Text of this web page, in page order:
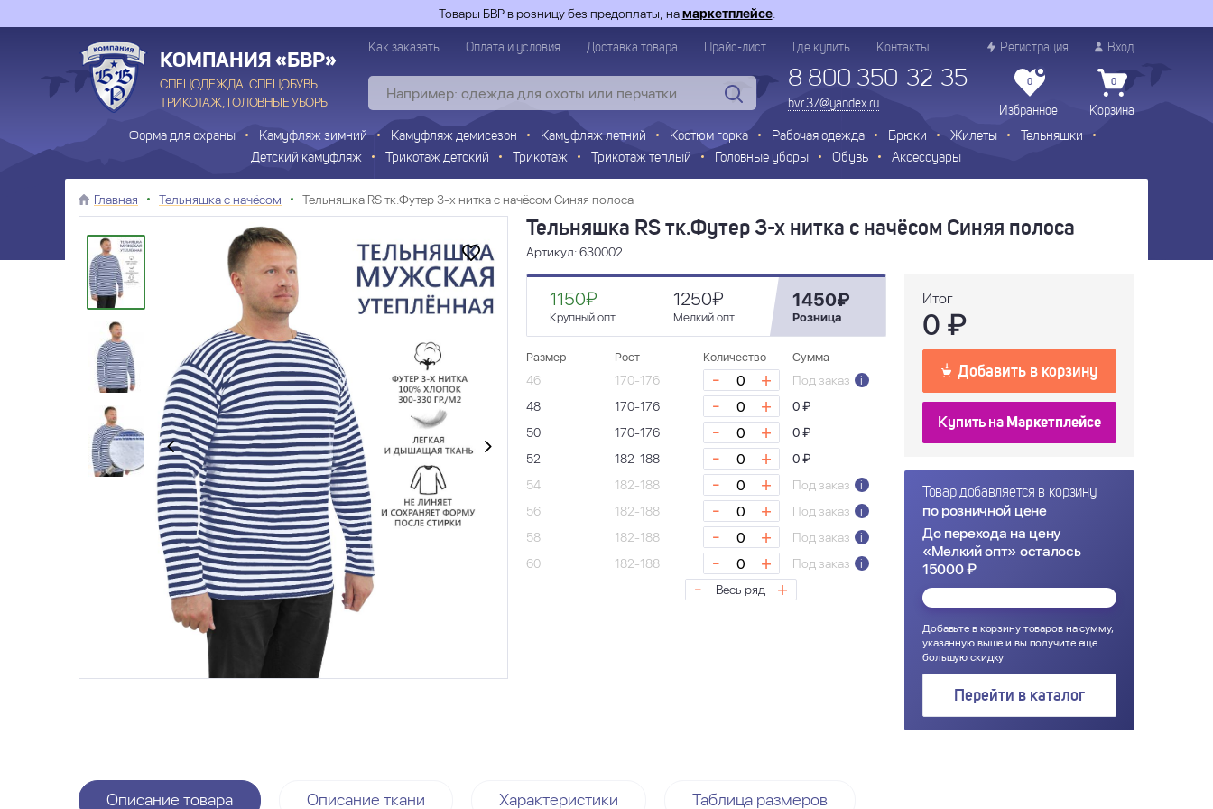
Товары БВР в розницу без предоплаты, намаркетплейсе.
КОМПАНИЯ «БВР»
СПЕЦОДЕЖДА, СПЕЦОБУВЬ
ТРИКОТАЖ, ГОЛОВНЫЕ УБОРЫ
Как заказать Оплата и условия Доставка товара Прайс-лист Где купить Контакты Регистрация Вход
8 800 350-32-35
bvr.37@yandex.ru
0
Избранное
0
Корзина
Форма для охраны Камуфляж зимний Камуфляж демисезон Камуфляж летний Костюм горка Рабочая одежда Брюки Жилеты
Тельняшки
Детский камуфляж
Трикотаж детский Трикотаж Трикотаж теплый Головные уборы Обувь Аксессуары
Главная Тельняшка с начёсом Тельняшка RS тк.Футер 3-х нитка с начёсом Синяя полоса
Тельняшка RS тк.Футер 3-х нитка с начёсом Синяя полоса
Артикул: 630002
1150₽
Крупный опт
1250₽
Мелкий опт
1450₽
Розница
Размер Рост Количество Сумма
46 170-176 - + Под заказ
i
48
170-176 - +
0 ₽
50
170-176 - +
0 ₽
52
182-188 - +
0 ₽
54
182-188 - + Под заказ
i
56
182-188 - + Под заказ
i
58
182-188 - + Под заказ
i
60
182-188 - + Под заказ i
- Весь ряд +
Итог
0 ₽
Добавить в корзину
Купить на Маркетплейсе
Товар добавляется в корзину
по розничной цене
До перехода на цену
«Мелкий опт» осталось
15000 ₽
Добавьте в корзину товаров на сумму,
указанную выше и вы получите еще
большую скидку
Перейти в каталог
Описание товара Описание ткани Характеристики Таблица размеров